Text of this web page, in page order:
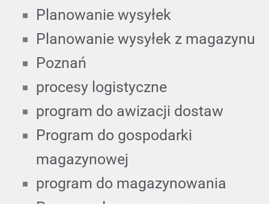
Planowanie wysyłek
Planowanie wysyłek z magazynu
Poznań
procesy logistyczne
program do awizacji dostaw
Program do gospodarki
magazynowej
program do magazynowania